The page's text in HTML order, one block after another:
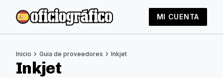
MI CUENTA
Inicio chevron_right Guia de proveedores chevron_right Inkjet
Inkjet